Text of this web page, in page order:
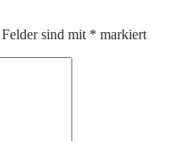
sind mit * markiert